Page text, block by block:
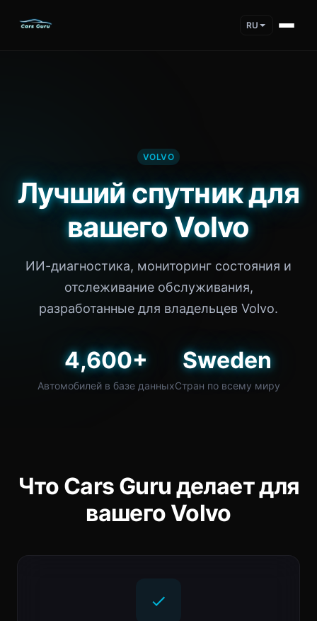
RU
VOLVO
Лучший спутник для
вашего Volvo
ИИ-диагностика, мониторинг состояния и
отслеживание обслуживания,
разработанные для владельцев Volvo.
4,600+
Автомобилей в базе данных
Sweden
Стран по всему миру
Что Cars Guru делает для
вашего Volvo